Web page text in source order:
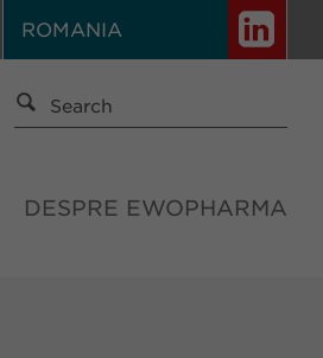
ROMANIA
DESPRE EWOPHARMA